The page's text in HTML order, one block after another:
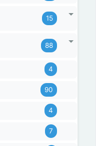
15
88
4
90
4
7